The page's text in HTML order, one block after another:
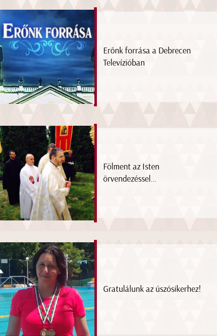
Erőnk forrása a Debrecen
Televízióban
Fölment az Isten
örvendezéssel...
Gratulálunk az úszósikerhez!